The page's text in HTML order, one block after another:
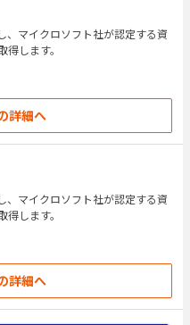
マイクロソフト社が認定する資
します。
詳細へ
マイクロソフト社が認定する資
します。
詳細へ